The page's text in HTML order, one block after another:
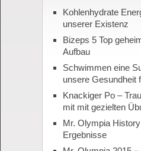
Kohlenhydrate
unserer Existenz
Bizeps 5 Top
Aufbau
Schwimmen eine
unsere Gesundheit
Knackiger Po –
mit mit gezielten
Mr. Olympia
Ergebnisse